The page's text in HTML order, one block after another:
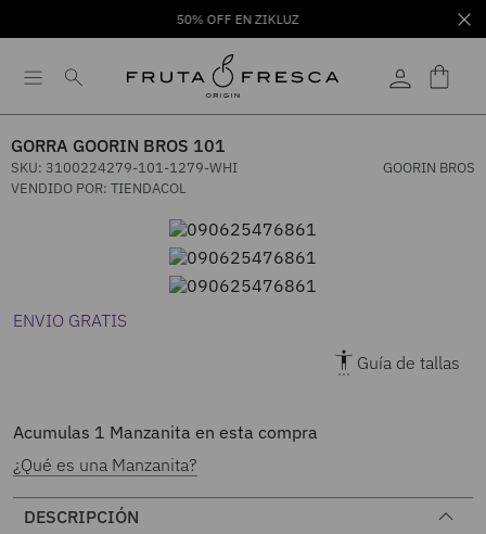
50% OFF EN ZIKLUZ
GORRA GOORIN BROS 101
SKU: 3100224279-101-1279-WHI
GOORIN BROS
VENDIDO POR: TIENDACOL
ENVIO GRATIS
Guía de tallas
Acumulas 1 Manzanita en esta compra
¿Qué es una Manzanita?
DESCRIPCIÓN